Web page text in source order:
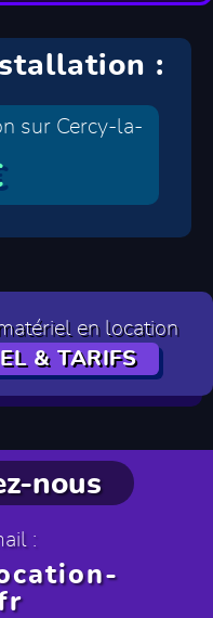
:
sur Cercy-la-
en location
& TARIFS
nous
: